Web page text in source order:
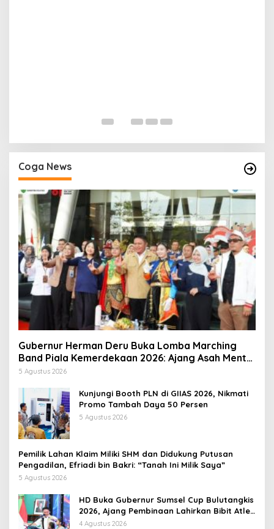
Coga News
Gubernur Herman Deru Buka Lomba Marching
Band Piala Kemerdekaan 2026: Ajang Asah Mental
dan Kedisiplinan Generasi Muda
5 Agustus 2026
Kunjungi Booth PLN di GIIAS 2026, Nikmati
Promo Tambah Daya 50 Persen
5 Agustus 2026
Pemilik Lahan Klaim Miliki SHM dan Didukung Putusan
Pengadilan, Efriadi bin Bakri: “Tanah Ini Milik Saya”
5 Agustus 2026
HD Buka Gubernur Sumsel Cup Bulutangkis
2026, Ajang Pembinaan Lahirkan Bibit Atlet
Baru
4 Agustus 2026